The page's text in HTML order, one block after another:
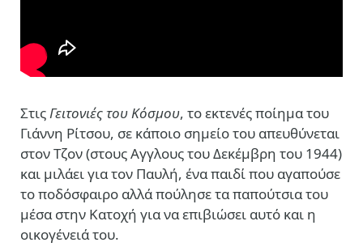
ΣτιςΓειτονιές του Κόσμου, το εκτενές ποίημα του
Γιάννη Ρίτσου, σε κάποιο σημείο του απευθύνεται
στον Τζον (στους Αγγλους του Δεκέμβρη του 1944)
και μιλάει για τον Παυλή, ένα παιδί που αγαπούσε
το ποδόσφαιρο αλλά πούλησε τα παπούτσια του
μέσα στην Κατοχή για να επιβιώσει αυτό και η
οικογένειά του.